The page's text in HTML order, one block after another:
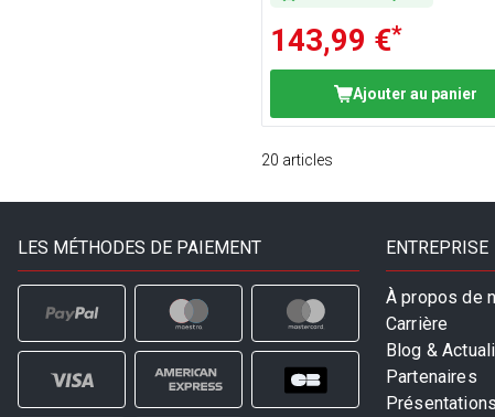
143,99 €*
Ajouter au panier
20 articles
LES MÉTHODES DE PAIEMENT ENTREPRISE
À propos de
Carrière
Blog &
Partenaires